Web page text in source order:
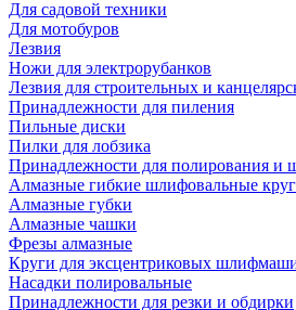
Для садовой техники
Для мотобуров
Лезвия
Ножи для электрорубанков
Лезвия для строительных и
Принадлежности для пиления
Пильные диски
Пилки для лобзика
Принадлежности для полирования и
Алмазные гибкие шлифовальные
Алмазные губки
Алмазные чашки
Фрезы алмазные
Круги для эксцентриковых
Насадки полировальные
Принадлежности для резки и обдирки